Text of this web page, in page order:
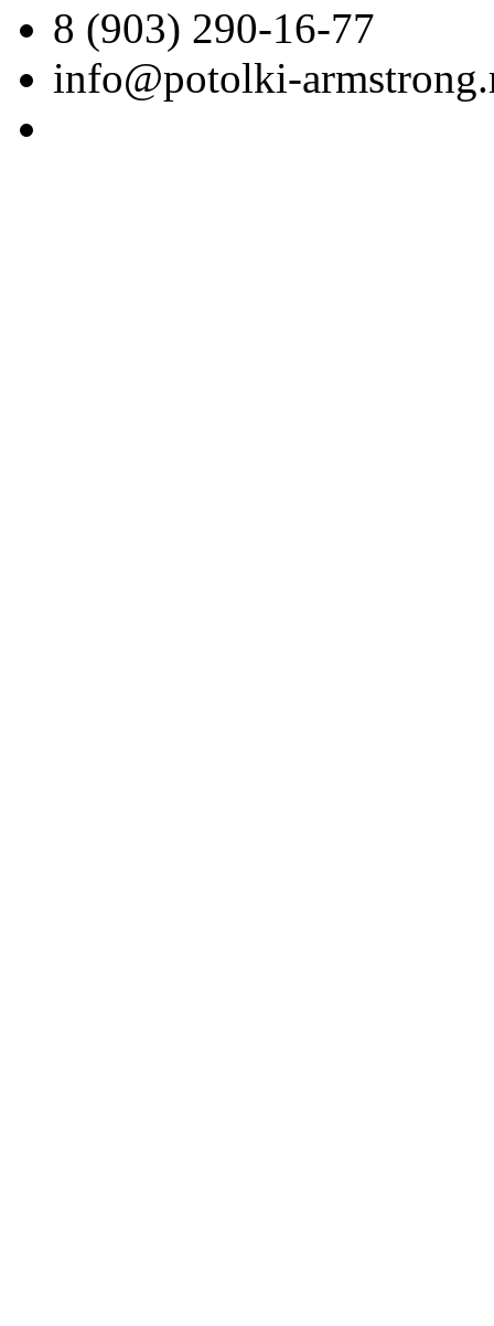
8 (903) 290-16-77
info@potolki-